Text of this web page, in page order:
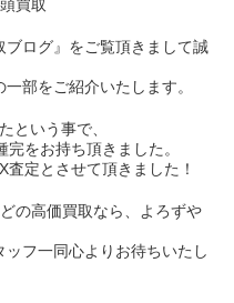
買取
ログ』をご覧頂きまして誠
部をご紹介いたします。
という事で、
をお持ち頂きました。
定とさせて頂きました！
の高価買取なら、よろずや
フ一同心よりお待ちいたし